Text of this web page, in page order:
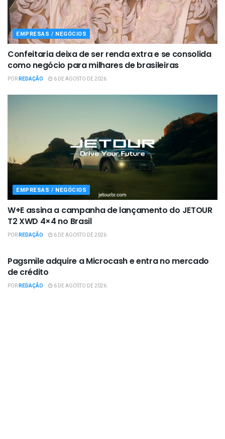
EMPRESAS / NEGÓCIOS
Confeitaria deixa de ser renda extra e se consolida
como negócio para milhares de brasileiras
PORREDAÇÃO 6 DE AGOSTO DE 2026
EMPRESAS / NEGÓCIOS
W+E assina a campanha de lançamento do JETOUR
T2 XWD 4×4 no Brasil
PORREDAÇÃO 6 DE AGOSTO DE 2026
Pagsmile adquire a Microcash e entra no mercado
de crédito
PORREDAÇÃO 6 DE AGOSTO DE 2026